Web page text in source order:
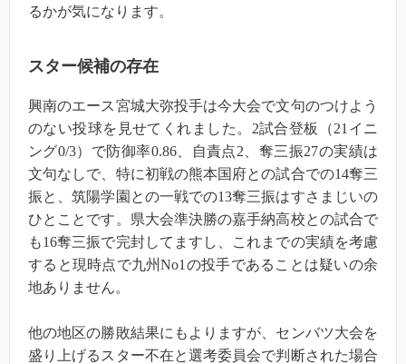
るかが気になります。
スター候補の存在
興南のエース宮城大弥投手は今大会で文句のつけよう
のない投球を見せてくれました。2試合登板（21イニ
ング0/3）で防御率0.86、自責点2、奪三振27の実績は
文句なしで、特に初戦の熊本国府との試合での14奪三
振と、筑陽学園との一戦での13奪三振はすさまじいの
ひとことです。県大会準決勝の嘉手納高校との試合で
も16奪三振で完封してますし、これまでの実績を考慮
すると現時点で九州No1の投手であることは疑いの余
地ありません。
他の地区の勝敗結果にもよりますが、センバツ大会を
盛り上げるスター不在と選考委員会で判断された場合